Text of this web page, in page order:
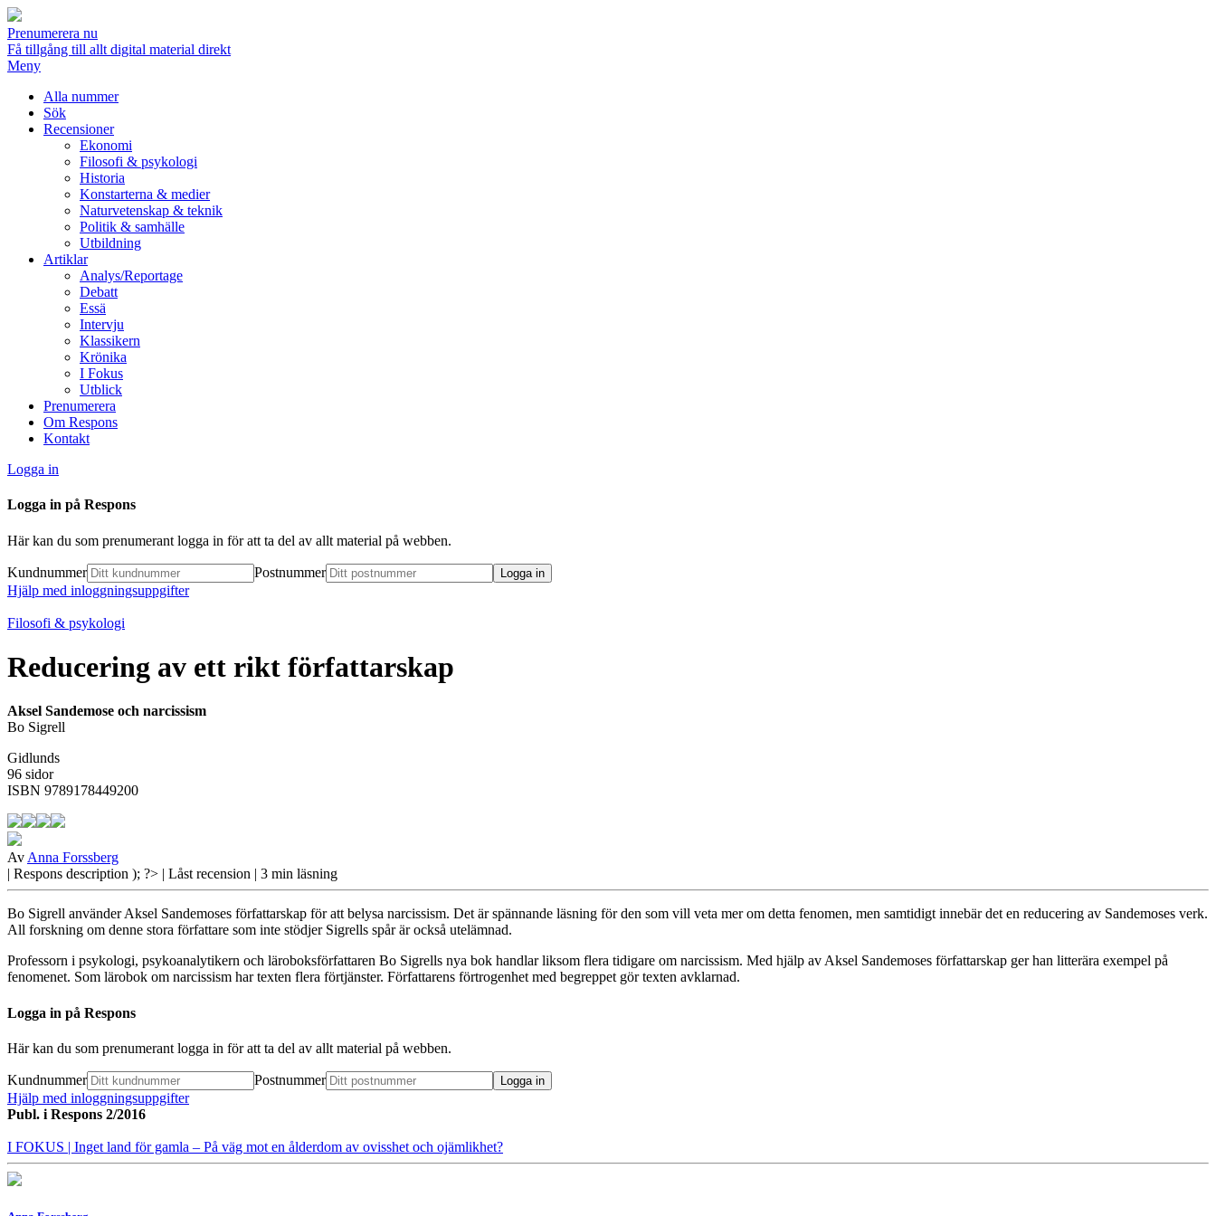
Prenumerera nu
Få tillgång till allt digital material direkt
Meny
Alla nummer
Sök
Recensioner
Ekonomi
Filosofi & psykologi
Historia
Konstarterna & medier
Naturvetenskap & teknik
Politik & samhälle
Utbildning
Artiklar
Analys/Reportage
Debatt
Essä
Intervju
Klassikern
Krönika
I Fokus
Utblick
Prenumerera
Om Respons
Kontakt
Logga in
Logga in på Respons
Här kan du som prenumerant logga in för att ta del av allt material på webben.
Kundnummer
Postnummer
Hjälp med inloggningsuppgifter
Filosofi & psykologi
Reducering av ett rikt författarskap
Aksel Sandemose och narcissism
Bo Sigrell
Gidlunds
96 sidor
ISBN 9789178449200
AvAnna Forssberg
| Respons description ); ?> | Låst recension | 3 min läsning
Bo Sigrell använder Aksel Sandemoses författarskap för att belysa narcissism. Det är spännande läsning för den som vill veta mer om detta fenomen, men samtidigt innebär det en reducering av Sandemoses verk.
All forskning om denne stora författare som inte stödjer Sigrells spår är också utelämnad.
Professorn i psykologi, psykoanalytikern och läroboksförfattaren Bo Sigrells nya bok handlar liksom flera tidigare om narcissism. Med hjälp av Aksel Sandemoses författarskap ger han litterära exempel på
fenomenet. Som lärobok om narcissism har texten flera förtjänster. Författarens förtrogenhet med begreppet gör texten avklarnad.
Logga in på Respons
Här kan du som prenumerant logga in för att ta del av allt material på webben.
Kundnummer
Postnummer
Hjälp med inloggningsuppgifter
Publ. i Respons 2/2016
I FOKUS | Inget land för gamla – På väg mot en ålderdom av ovisshet och ojämlikhet?